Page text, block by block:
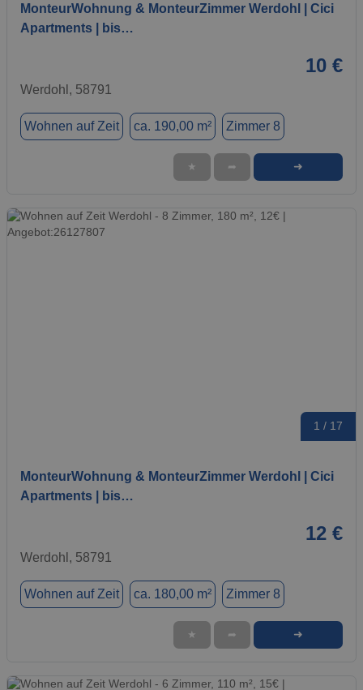
MonteurWohnung & MonteurZimmer Werdohl | Cici
Apartments | bis…
10 €
Werdohl, 58791
Wohnen auf Zeit ca. 190,00 m² Zimmer 8
★ ➦ ➜
1 / 17
MonteurWohnung & MonteurZimmer Werdohl | Cici
Apartments | bis…
12 €
Werdohl, 58791
Wohnen auf Zeit ca. 180,00 m² Zimmer 8
★ ➦ ➜